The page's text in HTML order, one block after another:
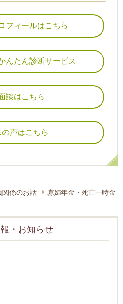
フィールはこちら
んたん診断サービス
談はこちら
の声はこちら
関係のお話 寡婦年金・死亡一時金
・お知らせ